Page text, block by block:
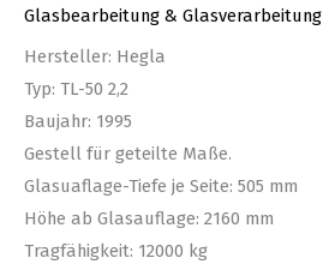
Glasbearbeitung & Glasverarbeitung
Hersteller: Hegla
Typ: TL-50 2,2
Baujahr: 1995
Gestell für geteilte Maße.
Glasuaflage-Tiefe je Seite: 505 mm
Höhe ab Glasauflage: 2160 mm
Tragfähigkeit: 12000 kg